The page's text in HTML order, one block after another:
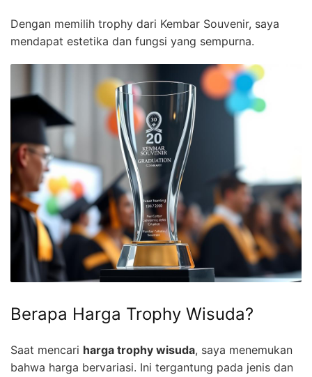
Dengan memilih trophy dari Kembar Souvenir, saya
mendapat estetika dan fungsi yang sempurna.
Berapa Harga Trophy Wisuda?
Saat mencari harga trophy wisuda, saya menemukan
bahwa harga bervariasi. Ini tergantung pada jenis dan